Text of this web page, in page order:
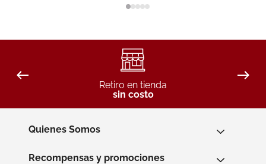
Retiro en tienda
sin costo
Quienes Somos
Recompensas y promociones